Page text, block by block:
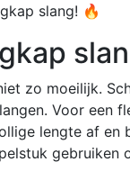
slang! 🔥
zo moeilijk.
Voor een
lengte af en
gebruiken